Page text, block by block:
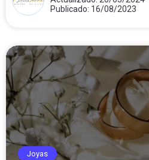
Publicado: 16/08/2023
Joyas